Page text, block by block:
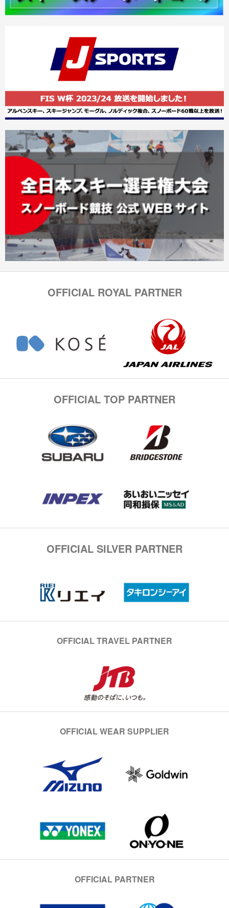
OFFICIAL ROYAL PARTNER
OFFICIAL TOP PARTNER
OFFICIAL SILVER PARTNER
OFFICIAL TRAVEL PARTNER
OFFICIAL WEAR SUPPLIER
OFFICIAL PARTNER